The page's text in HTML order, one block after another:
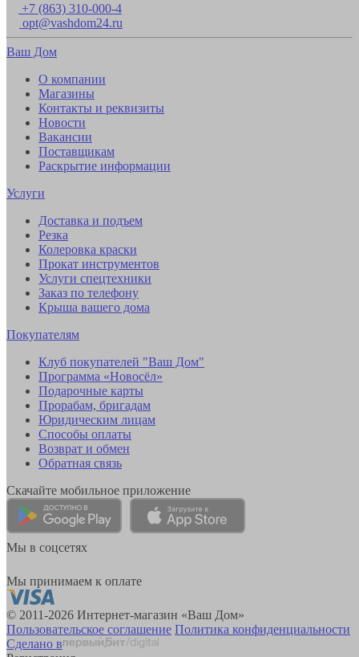
+7 (863) 310-000-4
opt@vashdom24.ru
Ваш Дом
О компании
Магазины
Контакты и реквизиты
Новости
Вакансии
Поставщикам
Раскрытие информации
Услуги
Доставка и подъем
Резка
Колеровка краски
Прокат инструментов
Услуги спецтехники
Заказ по телефону
Крыша вашего дома
Покупателям
Клуб покупателей "Ваш Дом"
Программа «Новосёл»
Подарочные карты
Прорабам, бригадам
Юридическим лицам
Способы оплаты
Возврат и обмен
Обратная связь
Скачайте мобильное приложение
Мы в соцсетях
Мы принимаем к оплате
© 2011-2026 Интернет-магазин «Ваш Дом»
Пользовательское соглашение Политика конфиденциальности
Сделано в